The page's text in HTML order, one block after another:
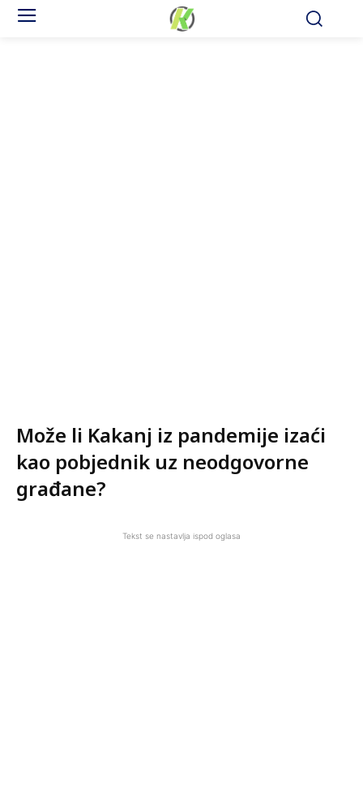
Može li Kakanj iz pandemije izaći
kao pobjednik uz neodgovorne
građane?
Tekst se nastavlja ispod oglasa